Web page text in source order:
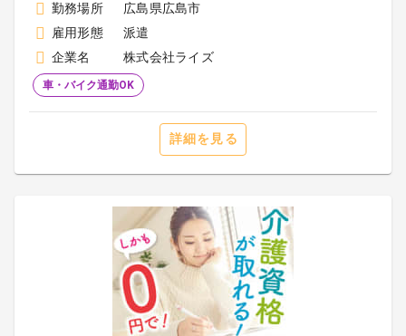
勤務場所
広島県広島市
雇用形態
派遣
企業名
株式会社ライズ
車・バイク通勤OK
詳細を見る